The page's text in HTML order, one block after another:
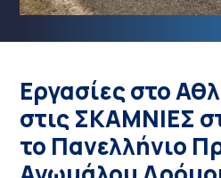
Εργασίες στο
στις ΣΚΑΜΝΙΕΣ
το Πανελλήνιο